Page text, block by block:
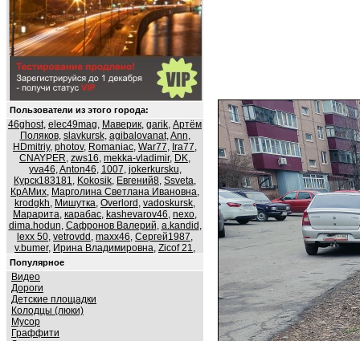
Пользователи из этого города:
46ghost, elec49mag, Маверик, garik, Артём
Поляков, slavkursk, agibalovanat,Ann,
HDmitriy, photov, Romaniac, War77, Ira77,
CNAYPER, zws16, mekka-vladimir, DK,
yva46,Anton46, 1007, jokerkursku,
Курск183181, Kokosik, Евгений8, Ssveta,
КрАМих, Марголина Светлана Ивановна,
krodgkh, Мишутка, Overlord , vadoskursk,
Марарита, карабас, kashevarov46, nexo,
dima.hodun, Сафронов Валерий, a.kandid ,
lexx 50, vetrovdd , maxx46, Сергей1987,
v.bumer, Ирина Владимировна, Zicof 21,
Популярное
Видео
Дороги
Детские площадки
Колодцы (люки)
Мусор
Граффити